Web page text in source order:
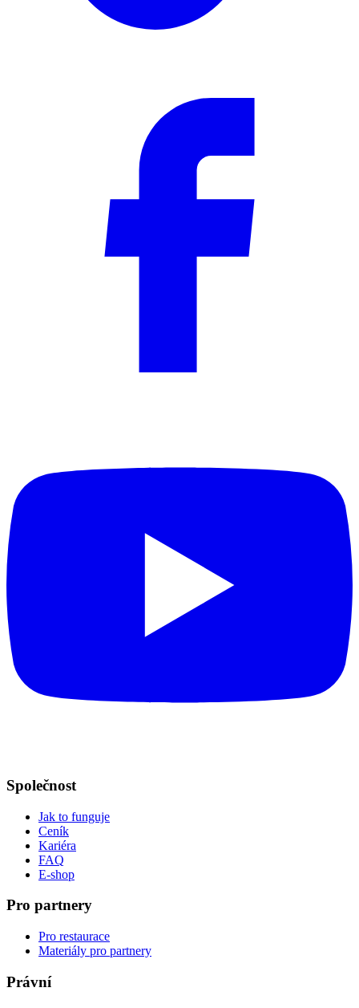
Společnost
Jak to funguje
Ceník
Kariéra
FAQ
E-shop
Pro partnery
Pro restaurace
Materiály pro partnery
Právní